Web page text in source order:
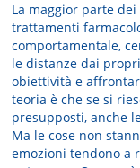
La maggior parte
trattamenti
comportamentale,
le distanze dai
obiettività e
teoria è che se si
presupposti, anche
Ma le cose non
emozioni tendono a